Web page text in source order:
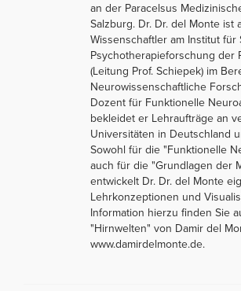
an der Paracelsus
Salzburg. Dr. Dr. del Monte ist
Wissenschaftler am Institut für
Psychotherapieforschung der
(Leitung Prof. Schiepek) im
Neurowissenschaftliche
Dozent für Funktionelle
bekleidet er Lehraufträge an
Universitäten in Deutschland
Sowohl für die "Funktionelle
auch für die "Grundlagen der
entwickelt Dr. Dr. del Monte
Lehrkonzeptionen und
Information hierzu finden Sie
"Hirnwelten" von Damir del
www.damirdelmonte.de.